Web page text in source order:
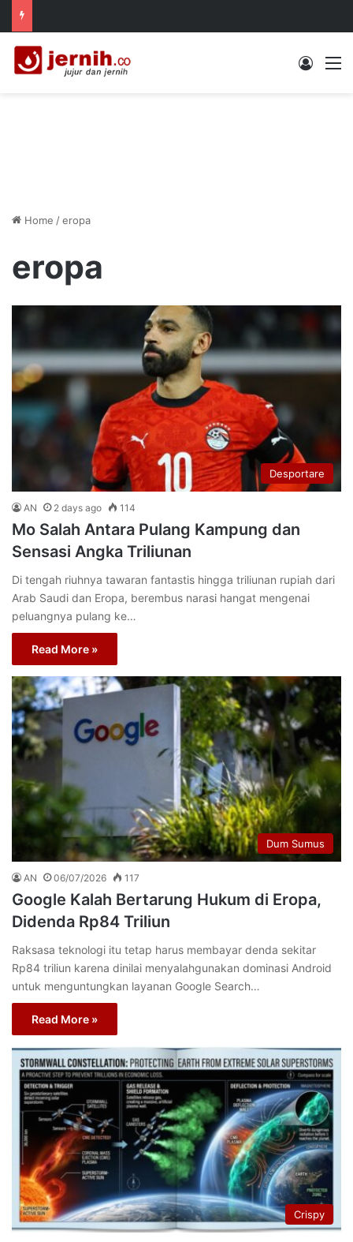
Log In
Home /eropa
eropa
Desportare
AN 2 days ago 114
Mo Salah Antara Pulang Kampung dan
Sensasi Angka Triliunan
Di tengah riuhnya tawaran fantastis hingga triliunan rupiah dari
Arab Saudi dan Eropa, berembus narasi hangat mengenai
peluangnya pulang ke…
Read More »
Dum Sumus
AN 06/07/2026 117
Google Kalah Bertarung Hukum di Eropa,
Didenda Rp84 Triliun
Raksasa teknologi itu tetap harus membayar denda sekitar
Rp84 triliun karena dinilai menyalahgunakan dominasi Android
untuk menguntungkan layanan Google Search…
Read More »
Crispy